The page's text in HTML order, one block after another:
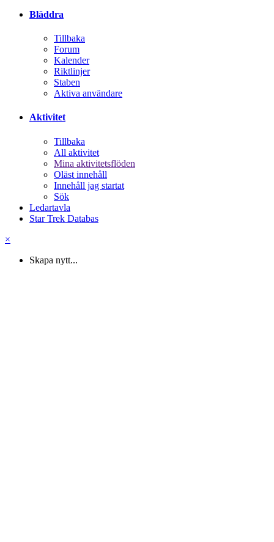
Bläddra
Tillbaka
Forum
Kalender
Riktlinjer
Staben
Aktiva användare
Aktivitet
Tillbaka
All aktivitet
Mina aktivitetsflöden
Oläst innehåll
Innehåll jag startat
Sök
Ledartavla
Star Trek Databas
×
Skapa nytt...